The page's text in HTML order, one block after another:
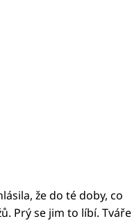
že do té doby, co
Prý se jim to líbí. Tváře